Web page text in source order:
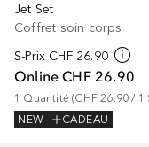
Jet Set
Coffret soin corps
S-Prix CHF 26.90
Online CHF 26.90
1 Quantité (CHF 26.90 / 1
NEW
CADEAU